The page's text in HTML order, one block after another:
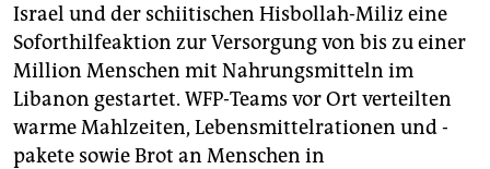
Israel und der schiitischen Hisbollah-Miliz eine
Soforthilfeaktion zur Versorgung von bis zu einer
Million Menschen mit Nahrungsmitteln im
Libanon gestartet. WFP-Teams vor Ort verteilten
warme Mahlzeiten, Lebensmittelrationen und -
pakete sowie Brot an Menschen in